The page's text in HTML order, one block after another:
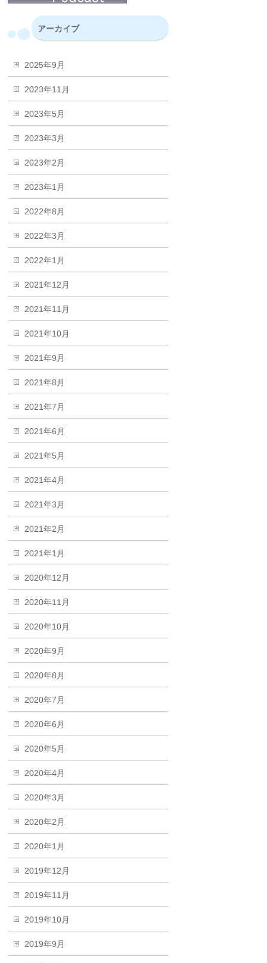
アーカイブ
2025年9月
2023年11月
2023年5月
2023年3月
2023年2月
2023年1月
2022年8月
2022年3月
2022年1月
2021年12月
2021年11月
2021年10月
2021年9月
2021年8月
2021年7月
2021年6月
2021年5月
2021年4月
2021年3月
2021年2月
2021年1月
2020年12月
2020年11月
2020年10月
2020年9月
2020年8月
2020年7月
2020年6月
2020年5月
2020年4月
2020年3月
2020年2月
2020年1月
2019年12月
2019年11月
2019年10月
2019年9月